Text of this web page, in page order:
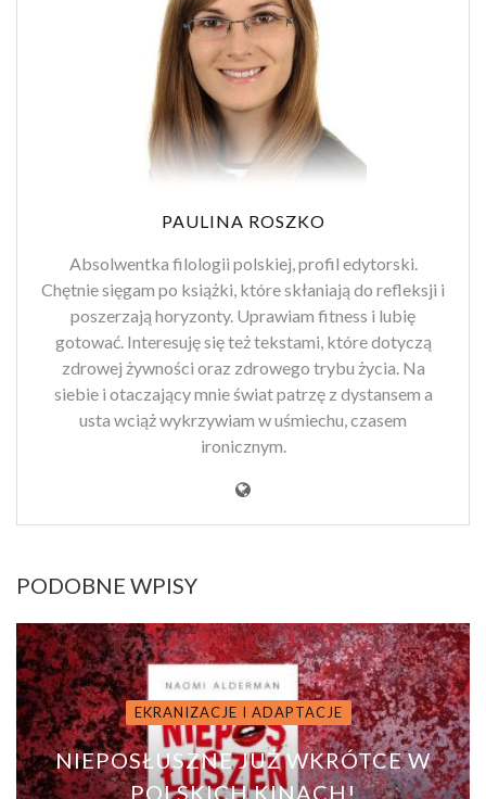
PAULINA ROSZKO
Absolwentka filologii polskiej, profil edytorski.
Chętnie sięgam po książki, które skłaniają do refleksji i
poszerzają horyzonty. Uprawiam fitness i lubię
gotować. Interesuję się też tekstami, które dotyczą
zdrowej żywności oraz zdrowego trybu życia. Na
siebie i otaczający mnie świat patrzę z dystansem a
usta wciąż wykrzywiam w uśmiechu, czasem
ironicznym.
PODOBNE WPISY
EKRANIZACJE I ADAPTACJE
NIEPOSŁUSZNE JUŻ WKRÓTCE W
POLSKICH KINACH!